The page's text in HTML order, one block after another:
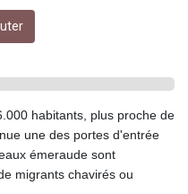
13.525641
0.858651
10132.383874
241.32223
9.061864
30.919233
7.533413
habitants, plus proche de
une des portes d'entrée
émeraude sont
migrants chavirés ou